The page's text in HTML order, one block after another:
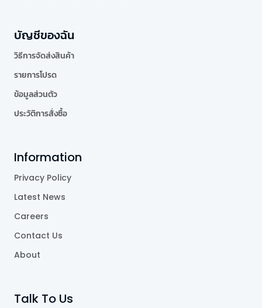
บัญชีของฉัน
วิธีการจัดส่งสินค้า
รายการโปรด
ข้อมูลส่วนตัว
ประวัติการสั่งซื้อ
Information
Privacy Policy
Latest News
Careers
Contact Us
About
Talk To Us